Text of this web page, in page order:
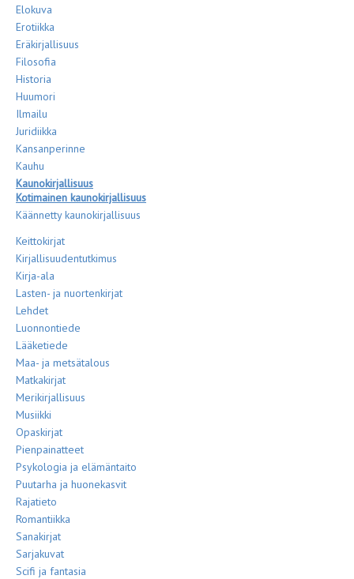
Elokuva
Erotiikka
Eräkirjallisuus
Filosofia
Historia
Huumori
Ilmailu
Juridiikka
Kansanperinne
Kauhu
Kaunokirjallisuus
Kotimainen kaunokirjallisuus
Käännetty kaunokirjallisuus
Keittokirjat
Kirjallisuudentutkimus
Kirja-ala
Lasten- ja nuortenkirjat
Lehdet
Luonnontiede
Lääketiede
Maa- ja metsätalous
Matkakirjat
Merikirjallisuus
Musiikki
Opaskirjat
Pienpainatteet
Psykologia ja elämäntaito
Puutarha ja huonekasvit
Rajatieto
Romantiikka
Sanakirjat
Sarjakuvat
Scifi ja fantasia